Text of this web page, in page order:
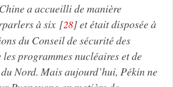
a accueilli de manière
à six[28]et était disposée à
du Conseil de sécurité des
programmes nucléaires et de
Nord. Mais aujourd’hui, Pékin ne